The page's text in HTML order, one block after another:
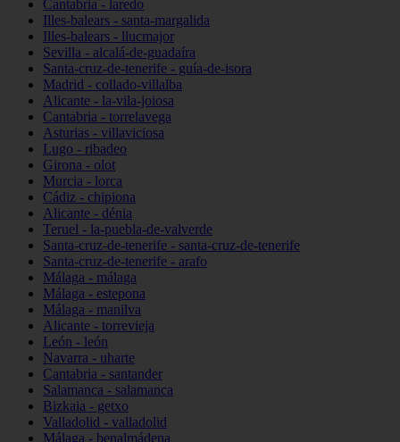
Cantabria - laredo
Illes-balears - santa-margalida
Illes-balears - llucmajor
Sevilla - alcalá-de-guadaíra
Santa-cruz-de-tenerife - guía-de-isora
Madrid - collado-villalba
Alicante - la-vila-joiosa
Cantabria - torrelavega
Asturias - villaviciosa
Lugo - ribadeo
Girona - olot
Murcia - lorca
Cádiz - chipiona
Alicante - dénia
Teruel - la-puebla-de-valverde
Santa-cruz-de-tenerife - santa-cruz-de-tenerife
Santa-cruz-de-tenerife - arafo
Málaga - málaga
Málaga - estepona
Málaga - manilva
Alicante - torrevieja
León - león
Navarra - uharte
Cantabria - santander
Salamanca - salamanca
Bizkaia - getxo
Valladolid - valladolid
Málaga - benalmádena